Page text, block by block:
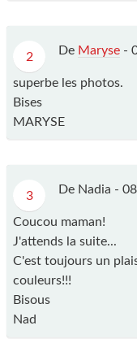
2 De Maryse -
superbe les photos.
Bises
MARYSE
3 De Nadia -
Coucou maman!
J'attends la suite...
C'est toujours un
couleurs!!!
Bisous
Nad